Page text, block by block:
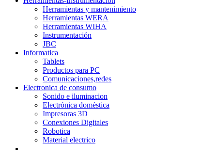
Herramientas y mantenimiento
Herramientas WERA
Herramientas WIHA
Instrumentación
JBC
Informatica
Tablets
Productos para PC
Comunicaciones,redes
Electronica de consumo
Sonido e iluminacion
Electrónica doméstica
Impresoras 3D
Conexiones Digitales
Robotica
Material electrico